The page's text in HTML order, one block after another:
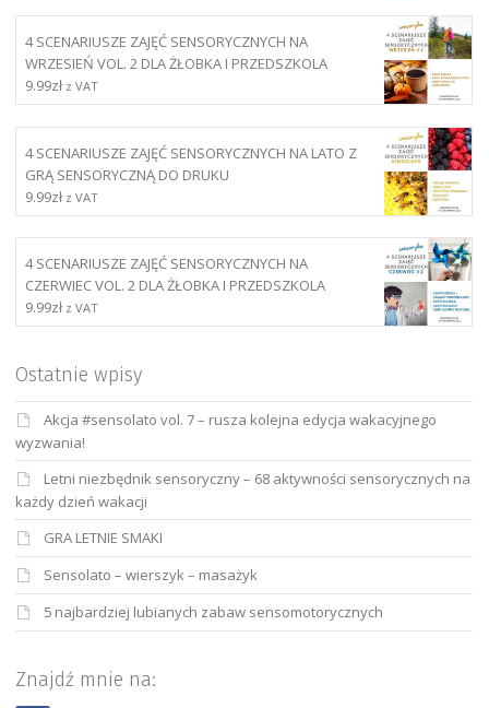
4 SCENARIUSZE ZAJĘĆ SENSORYCZNYCH NA
WRZESIEŃ VOL. 2 DLA ŻŁOBKA I PRZEDSZKOLA
9.99zł z VAT
4 SCENARIUSZE ZAJĘĆ SENSORYCZNYCH NA LATO Z
GRĄ SENSORYCZNĄ DO DRUKU
9.99zł z VAT
4 SCENARIUSZE ZAJĘĆ SENSORYCZNYCH NA
CZERWIEC VOL. 2 DLA ŻŁOBKA I PRZEDSZKOLA
9.99zł z VAT
Ostatnie wpisy
Akcja #sensolato vol. 7 – rusza kolejna edycja wakacyjnego
wyzwania!
Letni niezbędnik sensoryczny – 68 aktywności sensorycznych na
każdy dzień wakacji
GRA LETNIE SMAKI
Sensolato – wierszyk – masażyk
5 najbardziej lubianych zabaw sensomotorycznych
Znajdź mnie na: